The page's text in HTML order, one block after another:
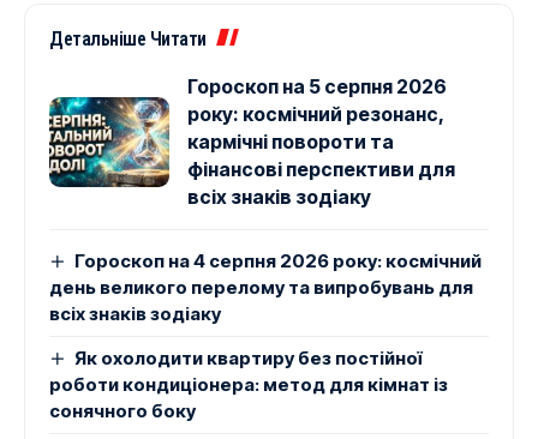
Детальніше Читати
Гороскоп на 5 серпня 2026
року: космічний резонанс,
кармічні повороти та
фінансові перспективи для
всіх знаків зодіаку
Гороскоп на 4 серпня 2026 року: космічний
день великого перелому та випробувань для
всіх знаків зодіаку
Як охолодити квартиру без постійної
роботи кондиціонера: метод для кімнат із
сонячного боку